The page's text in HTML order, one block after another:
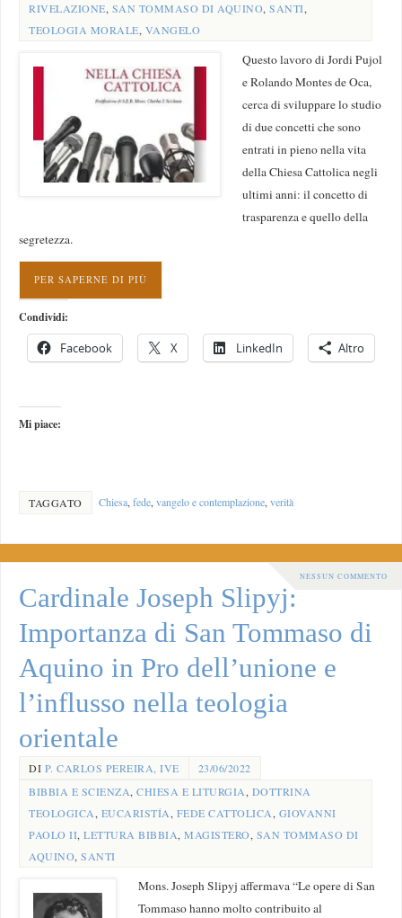
RIVELAZIONE, SAN TOMMASO DI AQUINO,SANTI,
TEOLOGIA MORALE, VANGELO
Questo lavoro di Jordi Pujol
e Rolando Montes de Oca,
cerca di sviluppare lo studio
di due concetti che sono
entrati in pieno nella vita
della Chiesa Cattolica negli
ultimi anni: il concetto di
trasparenza e quello della
segretezza.
PER SAPERNE DI PIÙ
Condividi:
Facebook X LinkedIn Altro
Mi piace:
TAGGATO Chiesa,fede,vangelo e contemplazione,verità
NESSUN COMMENTO
Cardinale Joseph Slipyj:
Importanza di San Tommaso di
Aquino in Pro dell’unione e
l’influsso nella teologia
orientale
DI P. CARLOS PEREIRA, IVE
23/06/2022
BIBBIA E SCIENZA,CHIESA E LITURGIA, DOTTRINA
TEOLOGICA, EUCARISTÍA, FEDE CATTOLICA, GIOVANNI
PAOLO II,LETTURA BIBBIA,MAGISTERO, SAN TOMMASO DI
AQUINO,SANTI
Mons. Joseph Slipyj affermava “Le opere di San
Tommaso hanno molto contribuito al